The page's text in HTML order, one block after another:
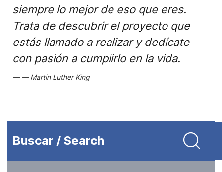
siempre lo mejor de eso que eres.
Trata de descubrir el proyecto que
estás llamado a realizar y dedícate
con pasión a cumplirlo en la vida.
Martin Luther King
Buscar / Search